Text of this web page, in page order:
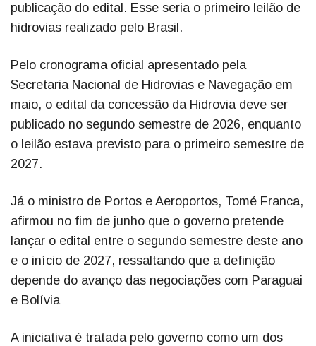
publicação do edital. Esse seria o primeiro leilão de
hidrovias realizado pelo Brasil.
Pelo cronograma oficial apresentado pela
Secretaria Nacional de Hidrovias e Navegação em
maio, o edital da concessão da Hidrovia deve ser
publicado no segundo semestre de 2026, enquanto
o leilão estava previsto para o primeiro semestre de
2027.
Já o ministro de Portos e Aeroportos, Tomé Franca,
afirmou no fim de junho que o governo pretende
lançar o edital entre o segundo semestre deste ano
e o início de 2027, ressaltando que a definição
depende do avanço das negociações com Paraguai
e Bolívia
A iniciativa é tratada pelo governo como um dos